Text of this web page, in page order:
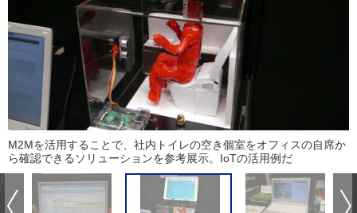
M2Mを活用することで、社内トイレの空き個室をオフィスの自席か
ら確認できるソリューションを参考展示。IoTの活用例だ